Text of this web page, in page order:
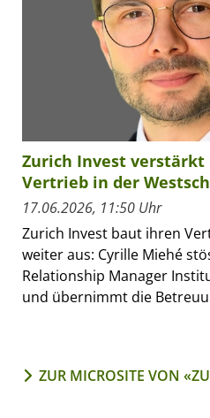
Zurich Invest
Vertrieb in der
17.06.2026, 11:50 Uhr
Zurich Invest baut ihren
weiter aus: Cyrille Miehé
Relationship Manager
und übernimmt die
ZUR MICROSITE VON